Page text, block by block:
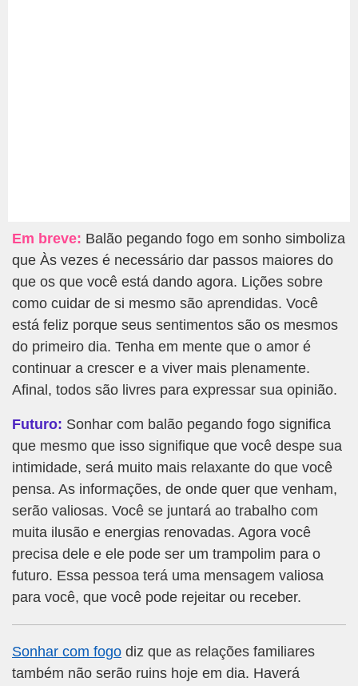
Em breve: Balão pegando fogo em sonho simboliza
que Às vezes é necessário dar passos maiores do
que os que você está dando agora. Lições sobre
como cuidar de si mesmo são aprendidas. Você
está feliz porque seus sentimentos são os mesmos
do primeiro dia. Tenha em mente que o amor é
continuar a crescer e a viver mais plenamente.
Afinal, todos são livres para expressar sua opinião.
Futuro: Sonhar com balão pegando fogo significa
que mesmo que isso signifique que você despe sua
intimidade, será muito mais relaxante do que você
pensa. As informações, de onde quer que venham,
serão valiosas. Você se juntará ao trabalho com
muita ilusão e energias renovadas. Agora você
precisa dele e ele pode ser um trampolim para o
futuro. Essa pessoa terá uma mensagem valiosa
para você, que você pode rejeitar ou receber.
Sonhar com fogo diz que as relações familiares
também não serão ruins hoje em dia. Haverá